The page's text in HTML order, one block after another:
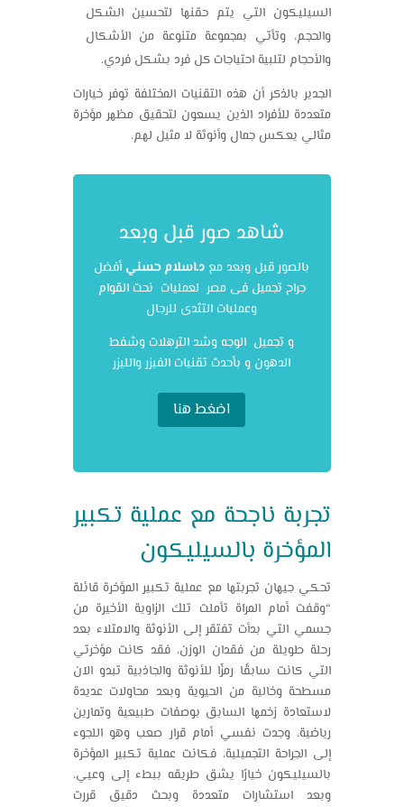
السيليكون التي يتم حقنها لتحسين الشكل
والحجم، وتأتي بمجموعة متنوعة من الأشكال
والأحجام لتلبية احتياجات كل فرد بشكل فردي.
الجدير بالذكر أن هذه التقنيات المختلفة توفر خيارات
متعددة للأفراد الذين يسعون لتحقيق مظهر مؤخرة
مثالي يعكس جمال وأنوثة لا مثيل لهم.
شاهد صور قبل وبعد
بالصور قبل وبعد مع د.اسلام حسني أفضل
جراح تجميل فى مصر لعمليات نحت القوام
وعمليات التثدى للرجال
و تجميل الوجه وشد الترهلات وشفط
الدهون و بأحدث تقنيات الفيزر والليزر
اضغط هنا
تجربة ناجحة مع عملية تكبير
المؤخرة بالسيليكون
تحكي جيهان تجربتها مع عملية تكبير المؤخرة قائلة
“وقفت أمام المرآة تأملت تلك الزاوية الأخيرة من
جسمي التي بدأت تفتقر إلى الأنوثة والامتلاء بعد
رحلة طويلة من فقدان الوزن، فقد كانت مؤخرتي
التي كانت سابقًا رمزًا للأنوثة والجاذبية تبدو الآن
مسطحة وخالية من الحيوية وبعد محاولات عديدة
لاستعادة زخمها السابق بوصفات طبيعية وتمارين
رياضية، وجدت نفسي أمام قرار صعب وهو اللجوء
إلى الجراحة التجميلية، فكانت عملية تكبير المؤخرة
بالسيليكون خيارًا يشق طريقه ببطء إلى وعيي،
وبعد استشارات متعددة وبحث دقيق قررت